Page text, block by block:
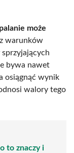
może
warunków
bywa nawet
osiągnąć wynik
walory tego
to znaczy i